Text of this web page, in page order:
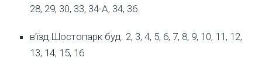
28, 29, 30, 33, 34-А, 34, 36
в’їзд.Шостопарк буд. 2, 3, 4, 5, 6, 7, 8, 9, 10, 11, 12,
13, 14, 15, 16